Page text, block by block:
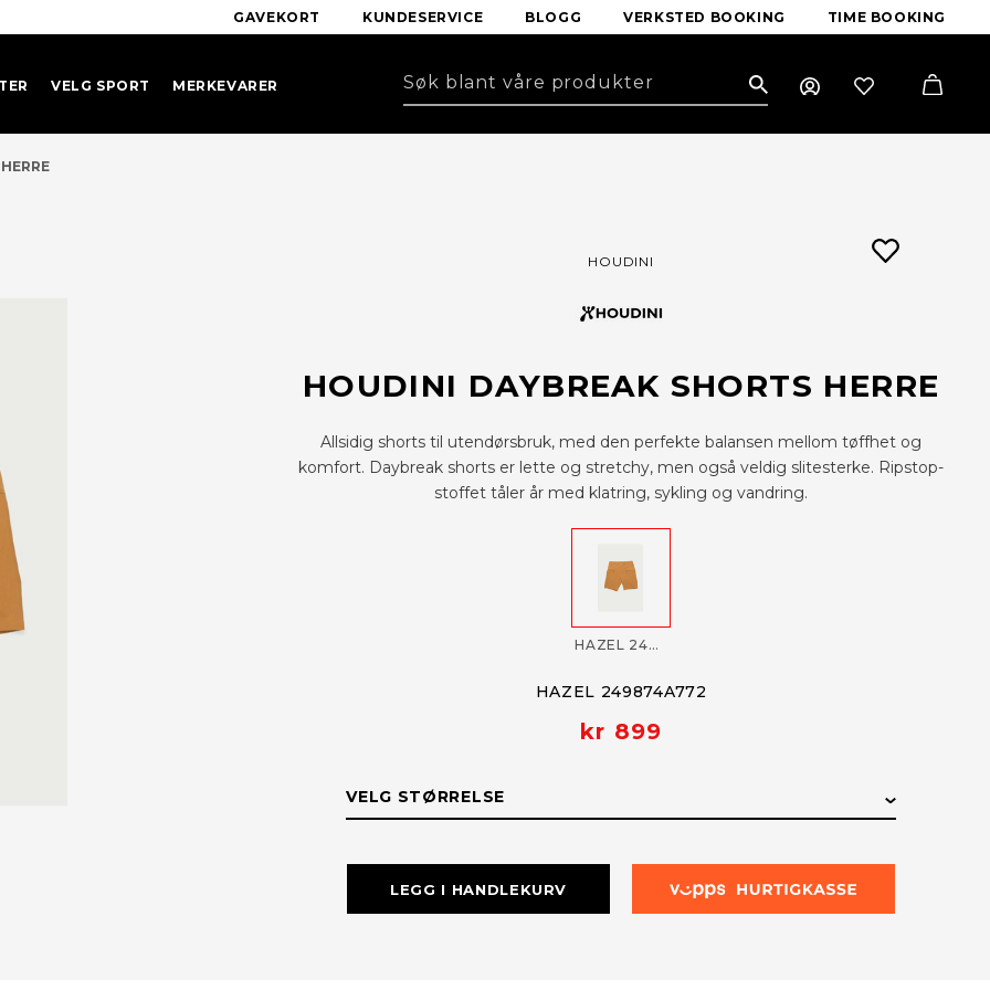
GAVEKORT KUNDESERVICE BLOGG VERKSTED BOOKING TIME BOOKING
VELG SPORT MERKEVARER Search
HOUDINI
HOUDINI DAYBREAK SHORTS HERRE
Allsidig shorts til utendørsbruk, med den perfekte balansen mellom tøffhet og
komfort. Daybreak shorts er lette og stretchy, men også veldig slitesterke. Ripstop-
stoffet tåler år med klatring, sykling og vandring.
HAZEL 249874A772
HAZEL 249874A772
kr 899
VELG STØRRELSE
STØRRELSE LAGERSTATUS
LEGG I HANDLEKURV